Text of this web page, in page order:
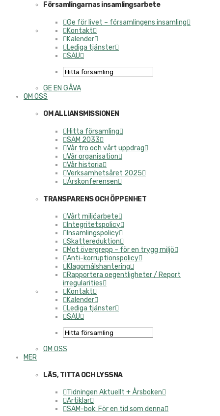
Församlingarnas insamlingsarbete
Ge för livet – församlingens insamling
Kontakt
Kalender
Lediga tjänster
SAU
GE EN GÅVA
OM OSS
OM ALLIANSMISSIONEN
Hitta församling
SAM 2033
Vår tro och vårt uppdrag
Vår organisation
Vår historia
Verksamhetsåret 2025
Årskonferensen
TRANSPARENS OCH ÖPPENHET
Vårt miljöarbete
Integritetspolicy
Insamlingspolicy
Skattereduktion
Mot övergrepp – för en trygg miljö
Anti-korruptionspolicy
Klagomålshantering
Rapportera oegentligheter / Report
irregularities
Kontakt
Kalender
Lediga tjänster
SAU
OM OSS
MER
LÄS, TITTA OCH LYSSNA
Tidningen Aktuellt + Årsboken
Artiklar
SAM-bok: För en tid som denna